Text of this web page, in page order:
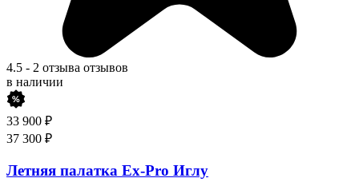
4.5 - 2 отзыва отзывов
в наличии
33 900 ₽
37 300 ₽
Летняя палатка Ex-Pro Иглу